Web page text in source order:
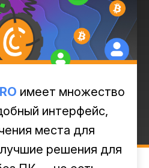
имеет множество
интерфейс,
места для
решения для